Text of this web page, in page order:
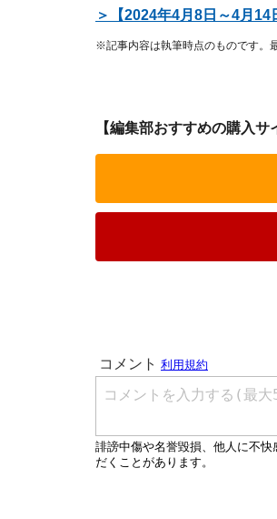
＞【2024年4月8日～4月
※記事内容は執筆時点のものです。
【編集部おすすめの購入サ